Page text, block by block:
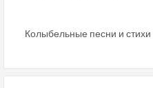
Колыбельные песни и стихи